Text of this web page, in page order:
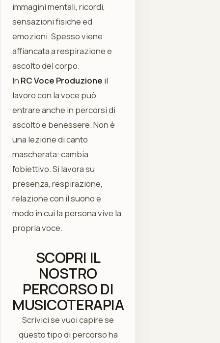
immagini mentali, ricordi,
sensazioni fisiche ed
emozioni. Spesso viene
affiancata a respirazione e
ascolto del corpo.
In RC Voce Produzione il
lavoro con la voce può
entrare anche in percorsi di
ascolto e benessere. Non è
una lezione di canto
mascherata: cambia
l'obiettivo. Si lavora su
presenza, respirazione,
relazione con il suono e
modo in cui la persona vive la
propria voce.
SCOPRI IL
NOSTRO
PERCORSO DI
MUSICOTERAPIA
Scrivici se vuoi capire se
questo tipo di percorso ha